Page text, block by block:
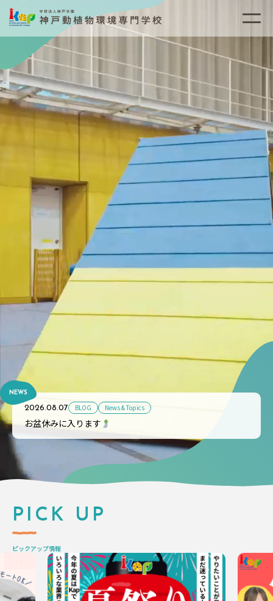
NEWS
2026.08.07 BLOG News & Topics
お盆休みに入ります
PICK UP
ピックアップ情報